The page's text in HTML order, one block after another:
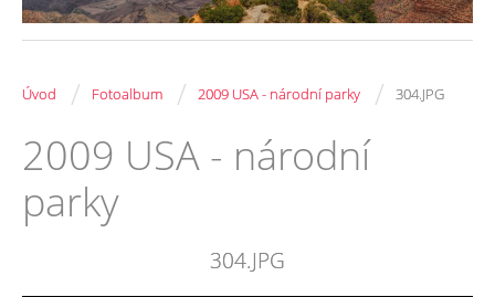
Úvod / Fotoalbum / 2009 USA - národní parky / 304.JPG
2009 USA - národní
parky
304.JPG